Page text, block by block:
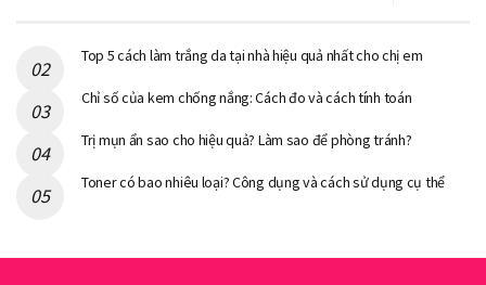
Top 5 cách làm trắng da tại nhà hiệu quả nhất cho chị em
Chỉ số của kem chống nắng: Cách đo và cách tính toán
Trị mụn ẩn sao cho hiệu quả? Làm sao để phòng tránh?
Toner có bao nhiêu loại? Công dụng và cách sử dụng cụ thể